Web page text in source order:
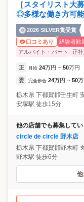
［スタイリスト大
◎多様な働き方可能
2026 SILVER賞受賞
口コミあり
経験者歓
アルバイト・パート
正社
正 月給 24万円 ~ 50万円
委 完全歩合 24万円 ~ 50
栃木県 下都賀郡壬生町
安塚駅 徒歩15分
他の店舗でも募集して
circle de circle 野木店
栃木県 下都賀郡野木町
野木駅 徒歩6分
他